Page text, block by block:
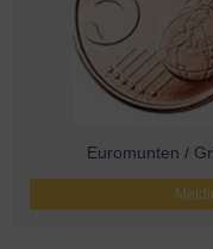
Euromunten /